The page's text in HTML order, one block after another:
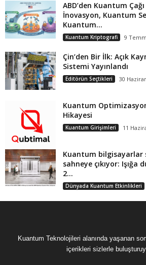
ABD’den Kuantum
İnovasyon, Kuantum
Kuantum...
Kuantum Kriptografi 9
Çin’den Bir İlk: Açık
Sistemi Yayınlandı
Editörün Seçtikleri 30
Kuantum
Hikayesi
Kuantum Girişimleri 11
Kuantum bilgisayarlar
sahneye çıkıyor: Işığa
2...
Dünyada Kuantum Etkinlikleri
Kuantum Teknolojileri alanında yaşanan
içerikleri sizlerle